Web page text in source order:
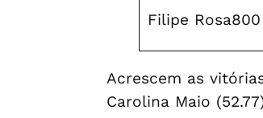
Filipe
Acrescem as
Carolina Maio